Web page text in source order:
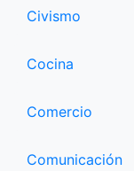
Civismo
Cocina
Comercio
Comunicación